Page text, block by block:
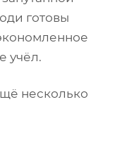
готовы
учёл.
несколько